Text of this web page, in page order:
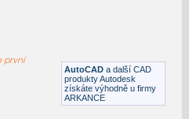
symbolyAutoCAD a další CAD
produkty Autodesk
získáte výhodně u firmy
ARKANCE
první